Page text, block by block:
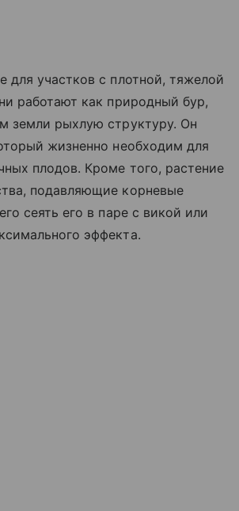
для участков с плотной, тяжелой
работают как природный бур,
земли рыхлую структуру. Он
жизненно необходим для
плодов. Кроме того, растение
подавляющие корневые
сеять его в паре с викой или
эффекта.